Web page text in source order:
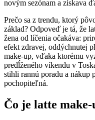
novým sezónam a získava
Prečo sa z trendu, ktorý
základ? Odpoveď je tá, že
žena od líčenia očakáva:
efekt zdravej, oddýchnutej
make-up, vďaka ktorému
predĺženého víkendu v
stihli rannú poradu a nákup
pochopiteľná.
Čo je latte make-